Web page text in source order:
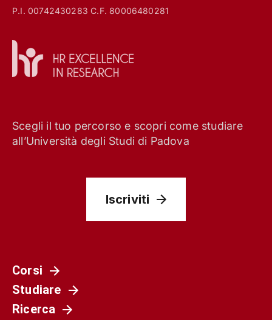
P.I. 00742430283 C.F. 80006480281
Scegli il tuo percorso e scopri come studiare
all’Università degli Studi di Padova
Iscriviti
Corsi
Studiare
Ricerca